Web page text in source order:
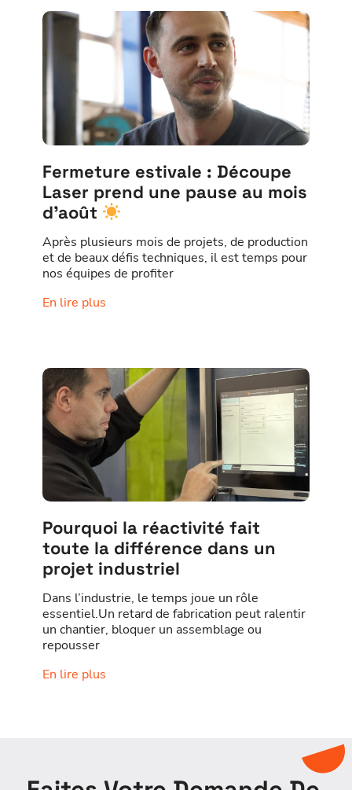
Fermeture estivale : Découpe
Laser prend une pause au mois
d’août
Après plusieurs mois de projets, de production
et de beaux défis techniques, il est temps pour
nos équipes de profiter
En lire plus
Pourquoi la réactivité fait
toute la différence dans un
projet industriel
Dans l’industrie, le temps joue un rôle
essentiel.Un retard de fabrication peut ralentir
un chantier, bloquer un assemblage ou
repousser
En lire plus